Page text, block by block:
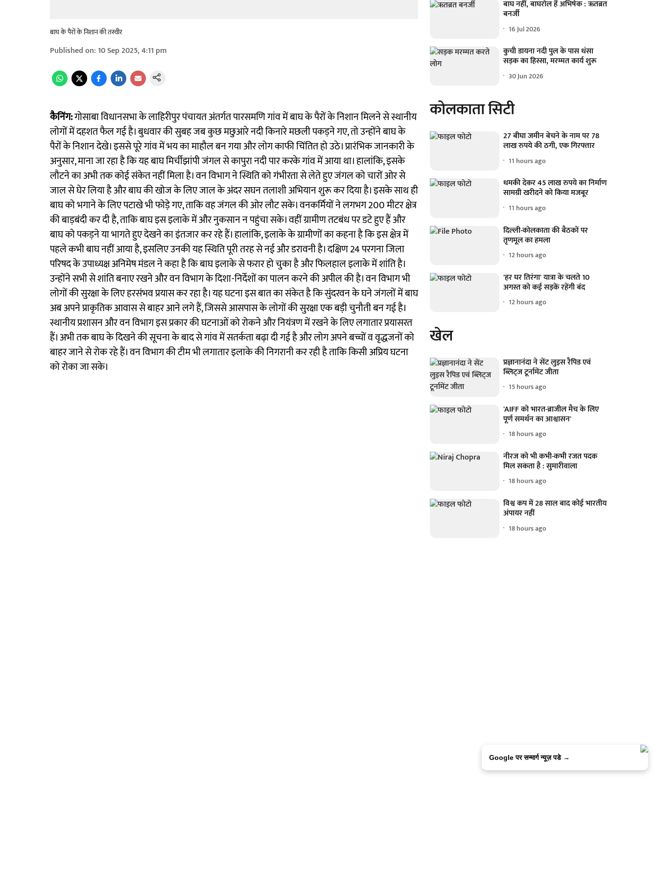
बाघ के पैरों के निशान की तस्वीर
Published on: 10 Sep 2025, 4:11 pm
कैनिंग:गोसाबा विधानसभा के लाहिरीपुर पंचायत अंतर्गत पारसमणि गांव में बाघ के पैरों के निशान मिलने से स्थानीय
लोगों में दहशत फैल गई है। बुधवार की सुबह जब कुछ मछुआरे नदी किनारे मछली पकड़ने गए, तो उन्होंने बाघ के
पैरों के निशान देखे। इससे पूरे गांव में भय का माहौल बन गया और लोग काफी चिंतित हो उठे। प्रारंभिक जानकारी के
अनुसार, माना जा रहा है कि यह बाघ मिर्चीझांपी जंगल से कापुरा नदी पार करके गांव में आया था। हालांकि, इसके
लौटने का अभी तक कोई संकेत नहीं मिला है। वन विभाग ने स्थिति को गंभीरता से लेते हुए जंगल को चारों ओर से
जाल से घेर लिया है और बाघ की खोज के लिए जाल के अंदर सघन तलाशी अभियान शुरू कर दिया है। इसके साथ ही
बाघ को भगाने के लिए पटाखे भी फोड़े गए, ताकि वह जंगल की ओर लौट सके। वनकर्मियों ने लगभग 200 मीटर क्षेत्र
की बाड़बंदी कर दी है, ताकि बाघ इस इलाके में और नुकसान न पहुंचा सके। वहीं ग्रामीण तटबंध पर डटे हुए हैं और
बाघ को पकड़ने या भागते हुए देखने का इंतजार कर रहे हैं। हालांकि, इलाके के ग्रामीणों का कहना है कि इस क्षेत्र में
पहले कभी बाघ नहीं आया है, इसलिए उनकी यह स्थिति पूरी तरह से नई और डरावनी है। दक्षिण 24 परगना जिला
परिषद के उपाध्यक्ष अनिमेष मंडल ने कहा है कि बाघ इलाके से फरार हो चुका है और फिलहाल इलाके में शांति है।
उन्होंने सभी से शांति बनाए रखने और वन विभाग के दिशा-निर्देशों का पालन करने की अपील की है। वन विभाग भी
लोगों की सुरक्षा के लिए हरसंभव प्रयास कर रहा है। यह घटना इस बात का संकेत है कि सुंदरवन के घने जंगलों में बाघ
अब अपने प्राकृतिक आवास से बाहर आने लगे हैं, जिससे आसपास के लोगों की सुरक्षा एक बड़ी चुनौती बन गई है।
स्थानीय प्रशासन और वन विभाग इस प्रकार की घटनाओं को रोकने और नियंत्रण में रखने के लिए लगातार प्रयासरत
हैं। अभी तक बाघ के दिखने की सूचना के बाद से गांव में सतर्कता बढ़ा दी गई है और लोग अपने बच्चों व वृद्धजनों को
बाहर जाने से रोक रहे हैं। वन विभाग की टीम भी लगातार इलाके की निगरानी कर रही है ताकि किसी अप्रिय घटना
को रोका जा सके।
बाघ नहीं, बाघरोल हैं अभिषेक : ऋतब्रत
बनर्जी
16 Jul 2026
कुची डायना नदी पुल के पास धंसा
सड़क का हिस्सा, मरम्मत कार्य शुरू
30 Jun 2026
कोलकाता सिटी
27 बीघा जमीन बेचने के नाम पर 78
लाख रुपये की ठगी, एक गिरफ्तार
11 hours ago
धमकी देकर 45 लाख रुपये का निर्माण
सामग्री खरीदने को किया मजबूर
11 hours ago
दिल्ली-कोलकाता की बैठकों पर
तृणमूल का हमला
12 hours ago
'हर घर तिरंगा' यात्रा के चलते 10
अगस्त को कई सड़कें रहेंगी बंद
12 hours ago
खेल
प्रज्ञानानंदा ने सेंट लुइस रैपिड एवं
ब्लिट्ज टूर्नामेंट जीता
15 hours ago
'AIFF को भारत-ब्राजील मैच के लिए
पूर्ण समर्थन का आश्वासन'
18 hours ago
नीरज को भी कभी-कभी रजत पदक
मिल सकता है : सुमारीवाला
18 hours ago
विश्व कप में 28 साल बाद कोई भारतीय
अंपायर नहीं
18 hours ago
Google पर सन्मार्ग न्यूज़ पडे →